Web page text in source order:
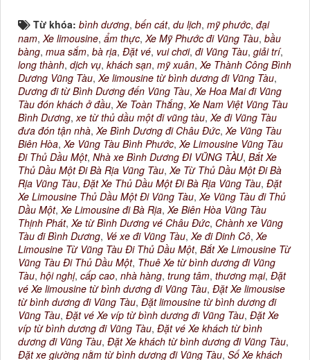
Từ khóa: bình dương, bến cát, du lịch, mỹ phước, đại
nam,Xe limousine, ẩm thực,Xe Mỹ Phước đi Vũng Tàu, bầu
bàng, mua sắm, bà rịa, Đặt vé, vui chơi, đi Vũng Tàu, giải trí,
long thành, dịch vụ, khách sạn, mỹ xuân,Xe Thành Công Bình
Dương Vũng Tàu,Xe limousine từ bình dương đi Vũng Tàu,
Dương đi từ Bình Dương đến Vũng Tàu,Xe Hoa Mai đi Vũng
Tàu đón khách ở đầu,Xe Toàn Thắng,Xe Nam Việt Vũng Tàu
Bình Dương,xe từ thủ dầu một đi vũng tàu,Xe đi Vũng Tàu
đưa đón tận nhà,Xe Bình Dương đi Châu Đức,Xe Vũng Tàu
Biên Hòa,Xe Vũng Tàu Bình Phước,Xe Limousine Vũng Tàu
Đi Thủ Dầu Một, Nhà xe Bình Dương ĐI VŨNG TÀU, Bắt Xe
Thủ Dầu Một Đi Bà Rịa Vũng Tàu,Xe Từ Thủ Dầu Một Đi Bà
Rịa Vũng Tàu, Đặt Xe Thủ Dầu Một Đi Bà Rịa Vũng Tàu, Đặt
Xe Limousine Thủ Dầu Một Đi Vũng Tàu,Xe Vũng Tàu đi Thủ
Dầu Một,Xe Limousine đi Bà Rịa,Xe Biên Hòa Vũng Tàu
Thịnh Phát,Xe từ Bình Dương vé Châu Đức, Chành xe Vũng
Tàu đi Bình Dương, Vé xe đi Vũng Tàu,Xe đi Dinh Cô,Xe
Limousine Từ Vũng Tàu Đi Thủ Dầu Một, Bắt Xe Limousine Từ
Vũng Tàu Đi Thủ Dầu Một, Thuê Xe từ bình dương đi Vũng
Tàu, hội nghị, cấp cao, nhà hàng, trung tâm, thương mại, Đặt
vé Xe limousine từ bình dương đi Vũng Tàu, Đặt Xe limousise
từ bình dương đi Vũng Tàu, Đặt limousine từ bình dương đi
Vũng Tàu, Đặt vé Xe víp từ bình dương đi Vũng Tàu, Đặt Xe
víp từ bình dương đi Vũng Tàu, Đặt vé Xe khách từ bình
dương đi Vũng Tàu, Đặt Xe khách từ bình dương đi Vũng Tàu,
Đặt xe giường nằm từ bình dương đi Vũng Tàu, Số Xe khách